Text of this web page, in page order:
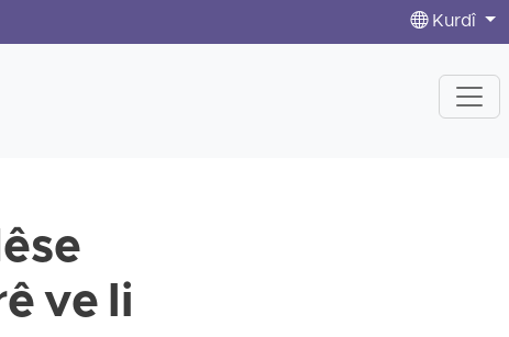
Kurdî
ve li